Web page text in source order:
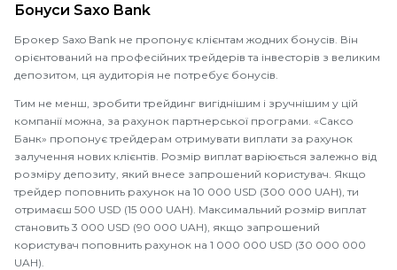
Бонуси Saxo Bank
Брокер Saxo Bank не пропонує клієнтам жодних бонусів. Він
орієнтований на професійних трейдерів та інвесторів з великим
депозитом, ця аудиторія не потребує бонусів.
Тим не менш, зробити трейдинг вигіднішим і зручнішим у цій
компанії можна, за рахунок партнерської програми. «Саксо
Банк» пропонує трейдерам отримувати виплати за рахунок
залучення нових клієнтів. Розмір виплат варіюється залежно від
розміру депозиту, який внесе запрошений користувач. Якщо
трейдер поповнить рахунок на 10 000 USD (300 000 UAH), ти
отримаєш 500 USD (15 000 UAH). Максимальний розмір виплат
становить 3 000 USD (90 000 UAH), якщо запрошений
користувач поповнить рахунок на 1 000 000 USD (30 000 000
UAH).